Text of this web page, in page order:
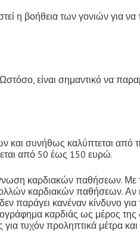
η βοήθεια των γονιών για
είναι σημαντικό να
συνήθως καλύπτεται από
από 50 έως 150 ευρώ.
καρδιακών παθήσεων.
καρδιακών παθήσεων.
παράγει κανέναν κίνδυνο
καρδιάς ως μέρος της
για τυχόν προληπτικά μέτρα